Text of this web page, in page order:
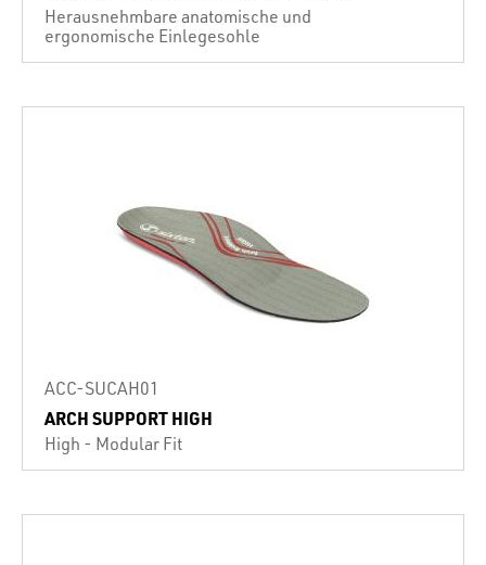
Herausnehmbare anatomische und
ergonomische Einlegesohle
ACC-SUCAH01
ARCH SUPPORT HIGH
High - Modular Fit